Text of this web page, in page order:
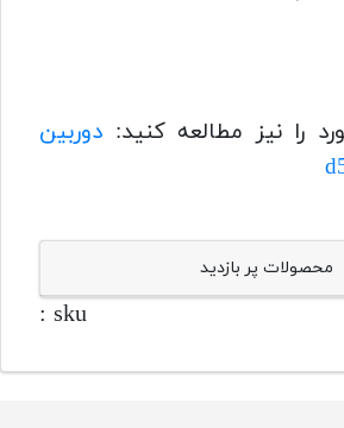
را نیز مطالعه کنید: دوربین
محصولات پر بازدید
sku :